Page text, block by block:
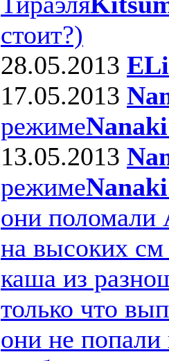
стоит?)
28.05.2013 ELi
17.05.2013
режиме
13.05.2013
режиме
они поломали
на высоких
каша из
только что
они не попали